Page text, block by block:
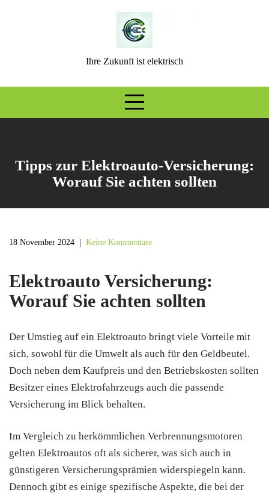
Ihre Zukunft ist elektrisch
Tipps zur Elektroauto-Versicherung:
Worauf Sie achten sollten
18 November 2024 Keine Kommentare
Elektroauto Versicherung:
Worauf Sie achten sollten
Der Umstieg auf ein Elektroauto bringt viele Vorteile mit
sich, sowohl für die Umwelt als auch für den Geldbeutel.
Doch neben dem Kaufpreis und den Betriebskosten sollten
Besitzer eines Elektrofahrzeugs auch die passende
Versicherung im Blick behalten.
Im Vergleich zu herkömmlichen Verbrennungsmotoren
gelten Elektroautos oft als sicherer, was sich auch in
günstigeren Versicherungsprämien widerspiegeln kann.
Dennoch gibt es einige spezifische Aspekte, die bei der